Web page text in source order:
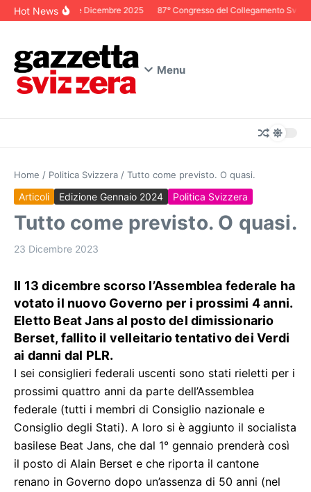
Salta al contenuto
Hot NewsEditoriale Dicembre 2025 87° Congresso del Collegamento
Menu
Home / Politica Svizzera / Tutto come previsto. O quasi.
Articoli Edizione Gennaio 2024 Politica Svizzera
Tutto come previsto. O quasi.
23 Dicembre 2023
Il 13 dicembre scorso l’Assemblea federale ha
votato il nuovo Governo per i prossimi 4 anni.
Eletto Beat Jans al posto del dimissionario
Berset, fallito il velleitario tentativo dei Verdi
ai danni dal PLR.
I sei consiglieri federali uscenti sono stati rieletti per i
prossimi quattro anni da parte dell’Assemblea
federale (tutti i membri di Consiglio nazionale e
Consiglio degli Stati). A loro si è aggiunto il socialista
basilese Beat Jans, che dal 1° gennaio prenderà così
il posto di Alain Berset e che riporta il cantone
renano in Governo dopo un’assenza di 50 anni (nel